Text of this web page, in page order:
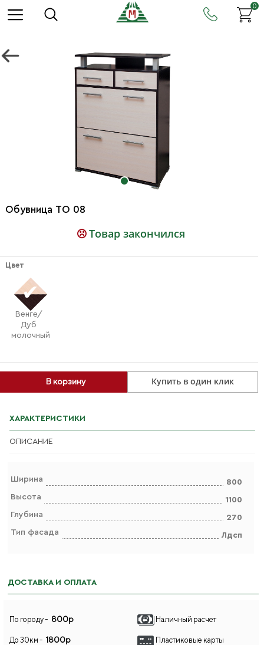
0
Обувница ТО 08
Товар закончился
В корзину Купить в один клик
Цвет
Венге/
Дуб
молочный
ХАРАКТЕРИСТИКИ
ОПИСАНИЕ
Ширина
800
Высота
1100
Глубина
270
Тип фасада
Лдсп
ДОСТАВКА И ОПЛАТА
По городу - 800р
До 30км - 1800р
Наличный расчет
Пластиковые карты